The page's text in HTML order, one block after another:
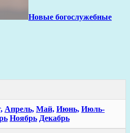
Новые богослужебные
Апрель, Май, Июнь, Июль-
Ноябрь Декабрь